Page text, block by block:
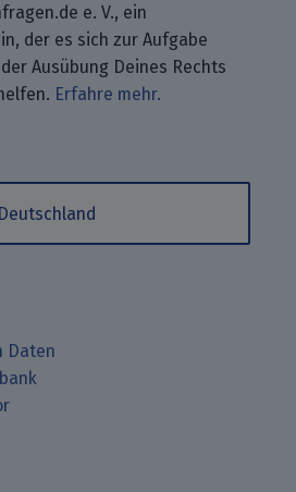
e. V., ein
der es sich zur Aufgabe
Ausübung Deines Rechts
Erfahre mehr.
Blogbeiträge mit
bei GitHub.
Dich mit uns über
Daten